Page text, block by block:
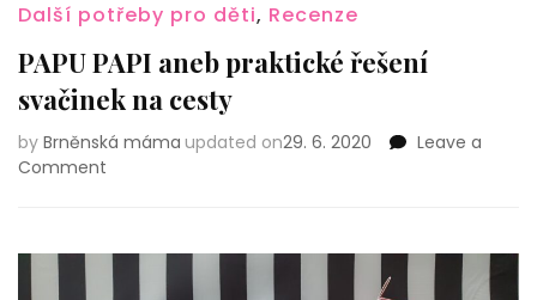
Další potřeby pro děti, Recenze
PAPU PAPI aneb praktické řešení
svačinek na cesty
by Brněnská máma updated on29. 6. 2020
Leave a
Comment
řešení